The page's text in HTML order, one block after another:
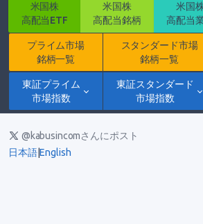
米国株
高配当ETF
米国株
高配当銘柄
米国
高配当
プライム市場
銘柄一覧
スタンダード市場
銘柄一覧
東証プライム
市場指数
東証スタンダード
市場指数
@kabusincomさんにポスト
日本語|English